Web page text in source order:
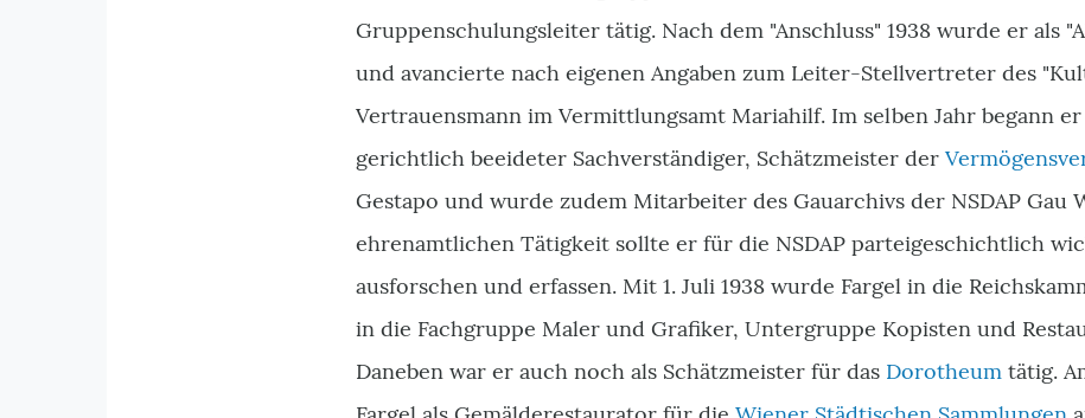
Gruppenschulungsleiter tätig. Nach dem "Anschluss" 1938 wurde er als
und avancierte nach eigenen Angaben zum Leiter-Stellvertreter des
Vertrauensmann im Vermittlungsamt Mariahilf. Im selben Jahr begann
gerichtlich beeideter Sachverständiger, Schätzmeister der
Gestapo und wurde zudem Mitarbeiter des Gauarchivs der NSDAP Gau
ehrenamtlichen Tätigkeit sollte er für die NSDAP parteigeschichtlich
ausforschen und erfassen. Mit 1. Juli 1938 wurde Fargel in die
in die Fachgruppe Maler und Grafiker, Untergruppe Kopisten und
Daneben war er auch noch als Schätzmeister für das Dorotheum tätig.